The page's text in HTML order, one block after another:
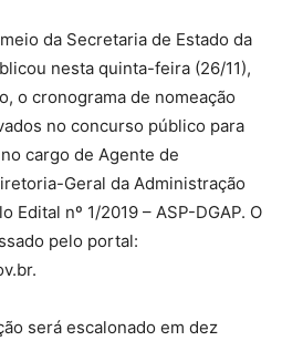
da Secretaria de Estado da
nesta quinta-feira (26/11),
o cronograma de nomeação
no concurso público para
cargo de Agente de
Geral da Administração
Edital nº 1/2019 – ASP-DGAP. O
pelo portal:
será escalonado em dez